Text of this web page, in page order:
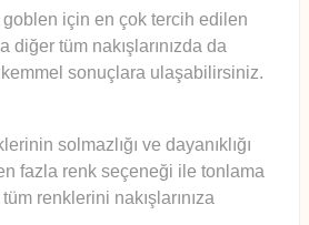
için en çok tercih edilen
diğer tüm nakışlarınızda da
sonuçlara ulaşabilirsiniz.
solmazlığı ve dayanıklığı
fazla renk seçeneği ile tonlama
renklerini nakışlarınıza